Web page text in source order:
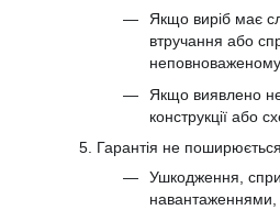
Якщо виріб має
втручання або
неповноваженому
Якщо виявлено
конструкції або
5. Гарантія не
Ушкодження,